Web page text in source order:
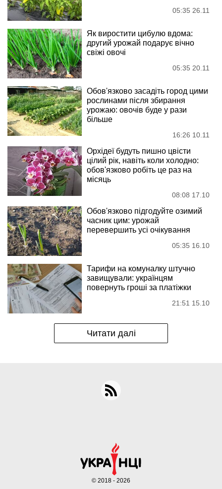
05:35 26.11
Як виростити цибулю вдома:
другий урожай подарує вічно
свіжі овочі
05:35 20.11
Обов'язково засадіть город цими
рослинами після збирання
урожаю: овочів буде у рази
більше
16:26 10.11
Орхідеї будуть пишно цвісти
цілий рік, навіть коли холодно:
обов'язково робіть це раз на
місяць
08:08 17.10
Обов'язково підгодуйте озимий
часник цим: урожай
перевершить усі очікування
05:35 16.10
Тарифи на комуналку штучно
завищували: українцям
повернуть гроші за платіжки
21:51 15.10
Читати далі
© 2018 - 2026